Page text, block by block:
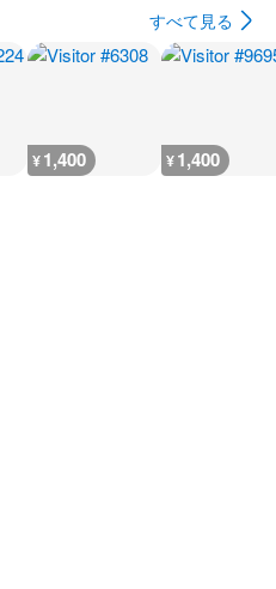
すべて見る
¥1,400 ¥1,400